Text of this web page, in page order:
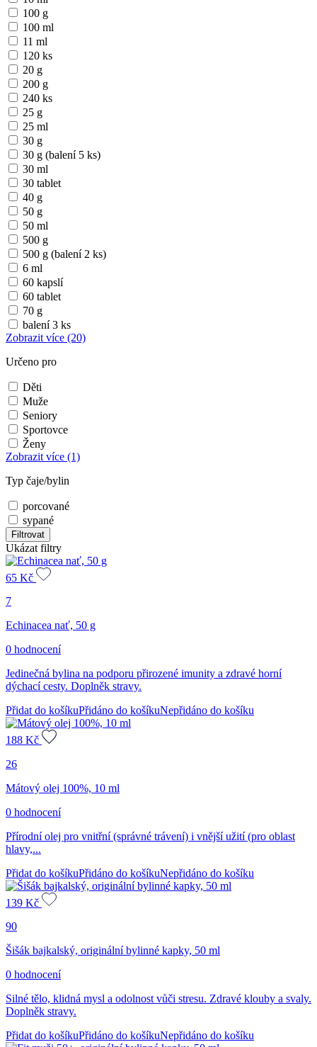
100 g
100 ml
11 ml
120 ks
20 g
200 g
240 ks
25 g
25 ml
30 g
30 g (balení 5 ks)
30 ml
30 tablet
40 g
50 g
50 ml
500 g
500 g (balení 2 ks)
6 ml
60 kapslí
60 tablet
70 g
balení 3 ks
Zobrazit více (20)
Určeno pro
Děti
Muže
Seniory
Sportovce
Ženy
Zobrazit více (1)
Typ čaje/bylin
porcované
sypané
Filtrovat
Ukázat filtry
65 Kč
7
Echinacea nať, 50 g
0 hodnocení
Jedinečná bylina na podporu přirozené imunity a zdravé horní
dýchací cesty. Doplněk stravy.
Přidat do košíkuPřidáno do košíkuNepřidáno do košíku
188 Kč
26
Mátový olej 100%, 10 ml
0 hodnocení
Přírodní olej pro vnitřní (správné trávení) i vnější užití (pro oblast
hlavy,...
Přidat do košíkuPřidáno do košíkuNepřidáno do košíku
139 Kč
90
Šišák bajkalský, originální bylinné kapky, 50 ml
0 hodnocení
Silné tělo, klidná mysl a odolnost vůči stresu. Zdravé klouby a svaly.
Doplněk stravy.
Přidat do košíkuPřidáno do košíkuNepřidáno do košíku